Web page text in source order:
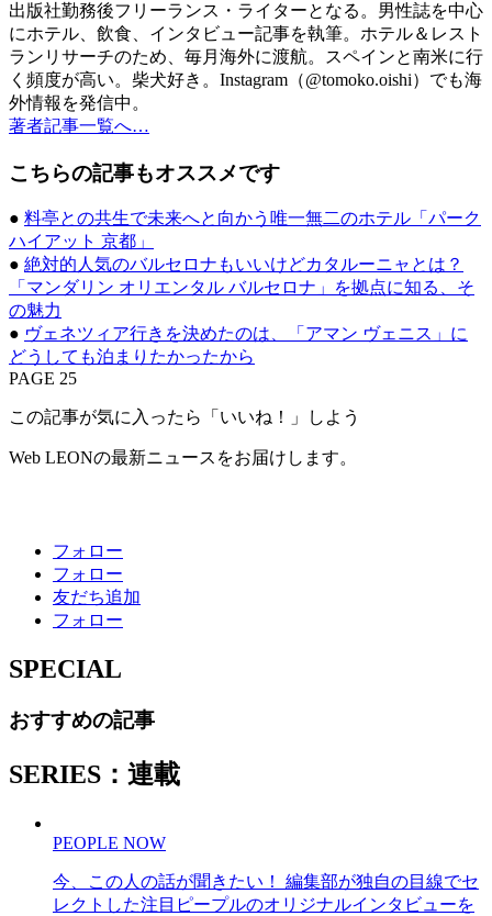
出版社勤務後フリーランス・ライターとなる。男性誌を中心
にホテル、飲食、インタビュー記事を執筆。ホテル＆レスト
ランリサーチのため、毎月海外に渡航。スペインと南米に行
く頻度が高い。柴犬好き。Instagram（@tomoko.oishi）でも海
外情報を発信中。
著者記事一覧へ…
こちらの記事もオススメです
● 料亭との共生で未来へと向かう唯一無二のホテル「パーク
ハイアット 京都」
● 絶対的人気のバルセロナもいいけどカタルーニャとは？
「マンダリン オリエンタル バルセロナ」を拠点に知る、そ
の魅力
● ヴェネツィア行きを決めたのは、「アマン ヴェニス」に
どうしても泊まりたかったから
PAGE 25
この記事が気に入ったら「いいね！」しよう
Web LEONの最新ニュースをお届けします。
フォロー
フォロー
友だち追加
フォロー
SPECIAL
おすすめの記事
SERIES：連載
PEOPLE NOW
今、この人の話が聞きたい！ 編集部が独自の目線でセ
レクトした注目ピープルのオリジナルインタビューを